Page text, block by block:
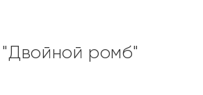
ромб"